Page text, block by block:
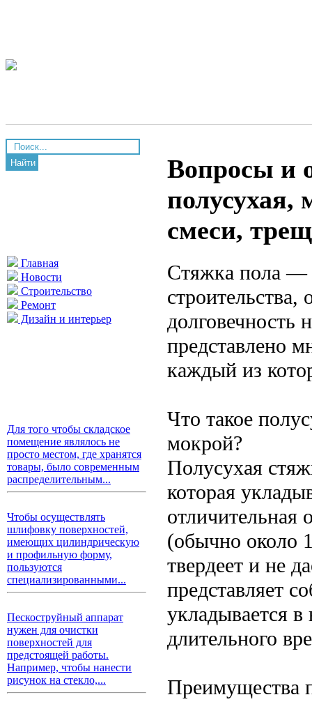
Найти
Главная
Новости
Строительство
Ремонт
Дизайн и интерьер
Для того чтобы складское
помещение являлось не
просто местом, где хранятся
товары, было современным
распределительным...
Чтобы осуществлять
шлифовку поверхностей,
имеющих цилиндрическую
и профильную форму,
пользуются
специализированными...
Пескоструйный аппарат
нужен для очистки
поверхностей для
предстоящей работы.
Например, чтобы нанести
рисунок на стекло,...
Вопросы и
смеси,
Стяжка пола —
строительства,
долговечность
представлено
каждый из
Что такое
мокрой?
Полусухая
которая
отличительная
(обычно около
твердеет и не
представляет
укладывается в
длительного
Преимущества